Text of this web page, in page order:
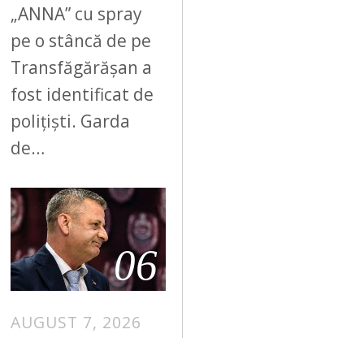
„ANNA” cu spray
pe o stâncă de pe
Transfăgărășan a
fost identificat de
polițiști. Garda
de…
06
AUGUST 7, 2026